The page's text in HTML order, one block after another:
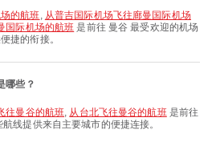
场的航班, 从普吉国际机场飞往廊曼国际机场
国际机场的航班 是前往 曼谷 最受欢迎的机场
捷的衔接。
哪些？
往曼谷的航班, 从台北飞往曼谷的航班是前往
线提供来自主要城市的便捷连接。